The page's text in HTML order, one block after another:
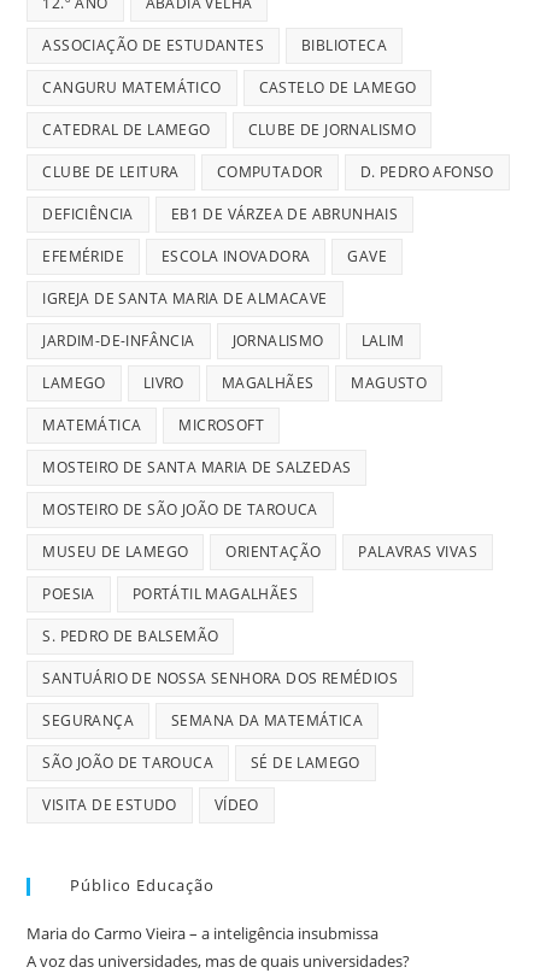
ASSOCIAÇÃO DE ESTUDANTES BIBLIOTECA
CANGURU MATEMÁTICO CASTELO DE LAMEGO
CATEDRAL DE LAMEGO CLUBE DE JORNALISMO
CLUBE DE LEITURA COMPUTADOR D. PEDRO AFONSO
DEFICIÊNCIA EB1 DE VÁRZEA DE ABRUNHAIS
EFEMÉRIDE ESCOLA INOVADORA GAVE
IGREJA DE SANTA MARIA DE ALMACAVE
JARDIM-DE-INFÂNCIA JORNALISMO LALIM
LAMEGO LIVRO MAGALHÃES MAGUSTO
MATEMÁTICA MICROSOFT
MOSTEIRO DE SANTA MARIA DE SALZEDAS
MOSTEIRO DE SÃO JOÃO DE TAROUCA
MUSEU DE LAMEGO ORIENTAÇÃO PALAVRAS VIVAS
POESIA PORTÁTIL MAGALHÃES
S. PEDRO DE BALSEMÃO
SANTUÁRIO DE NOSSA SENHORA DOS REMÉDIOS
SEGURANÇA SEMANA DA MATEMÁTICA
SÃO JOÃO DE TAROUCA SÉ DE LAMEGO
VISITA DE ESTUDO VÍDEO
Público Educação
Maria do Carmo Vieira – a inteligência insubmissa
A voz das universidades, mas de quais universidades?